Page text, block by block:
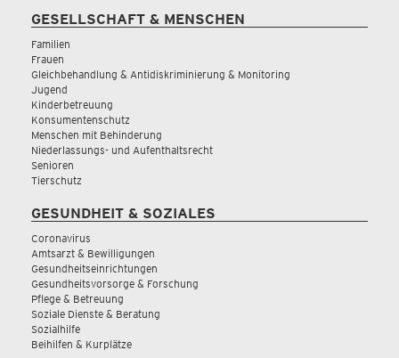
GESELLSCHAFT & MENSCHEN
Familien
Frauen
Gleichbehandlung & Antidiskriminierung & Monitoring
Jugend
Kinderbetreuung
Konsumentenschutz
Menschen mit Behinderung
Niederlassungs- und Aufenthaltsrecht
Senioren
Tierschutz
GESUNDHEIT & SOZIALES
Coronavirus
Amtsarzt & Bewilligungen
Gesundheitseinrichtungen
Gesundheitsvorsorge & Forschung
Pflege & Betreuung
Soziale Dienste & Beratung
Sozialhilfe
Beihilfen & Kurplätze